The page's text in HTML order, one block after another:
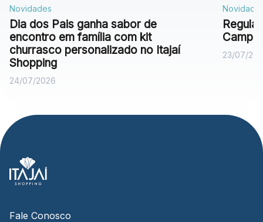
Novidades
Dia dos Pais ganha sabor de
encontro em família com kit
churrasco personalizado no Itajaí
Shopping
24/07/2026
23/07/
Fale Conosco